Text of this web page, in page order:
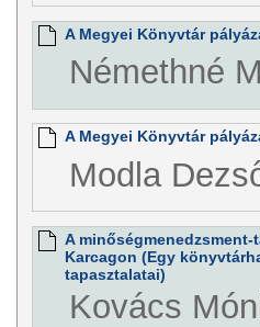
A Megyei Könyvtár
Némethné
A Megyei Könyvtár
Modla
A
Karcagon (Egy
tapasztalatai)
Kovács